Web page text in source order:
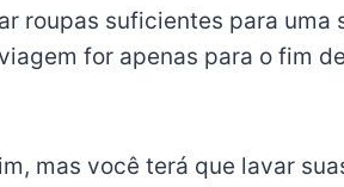
roupas suficientes para uma
for apenas para o fim
mas você terá que lavar